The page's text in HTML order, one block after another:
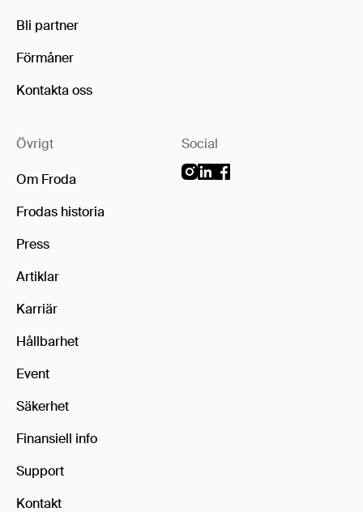
Bli partner
Förmåner
Kontakta oss
Övrigt
Om Froda
Frodas historia
Press
Artiklar
Karriär
Hållbarhet
Event
Säkerhet
Finansiell info
Support
Kontakt
Social